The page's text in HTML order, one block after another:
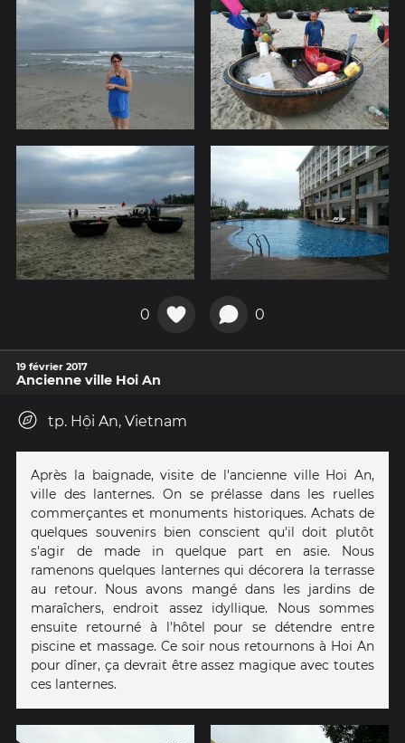
0 0
19 février 2017
Ancienne ville Hoi An
tp. Hội An, Vietnam
Après la baignade, visite de l'ancienne ville Hoi An,
ville des lanternes. On se prélasse dans les ruelles
commerçantes et monuments historiques. Achats de
quelques souvenirs bien conscient qu'il doit plutôt
s'agir de made in quelque part en asie. Nous
ramenons quelques lanternes qui décorera la terrasse
au retour. Nous avons mangé dans les jardins de
maraîchers, endroit assez idyllique. Nous sommes
ensuite retourné à l'hôtel pour se détendre entre
piscine et massage. Ce soir nous retournons à Hoi An
pour dîner, ça devrait être assez magique avec toutes
ces lanternes.